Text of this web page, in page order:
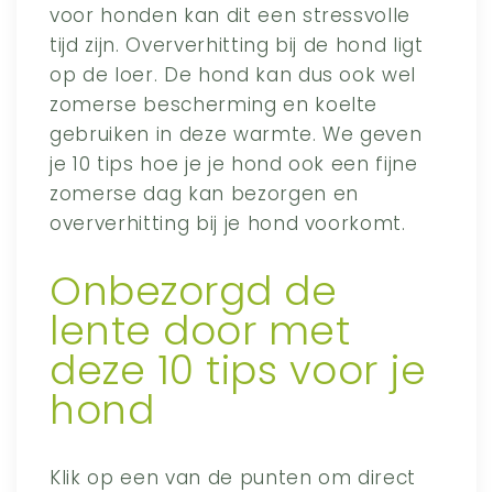
voor honden kan dit een stressvolle
tijd zijn. Oververhitting bij de hond ligt
op de loer. De hond kan dus ook wel
zomerse bescherming en koelte
gebruiken in deze warmte. We geven
je 10 tips hoe je je hond ook een fijne
zomerse dag kan bezorgen en
oververhitting bij je hond voorkomt.
Onbezorgd de
lente door met
deze 10 tips voor je
hond
Klik op een van de punten om direct